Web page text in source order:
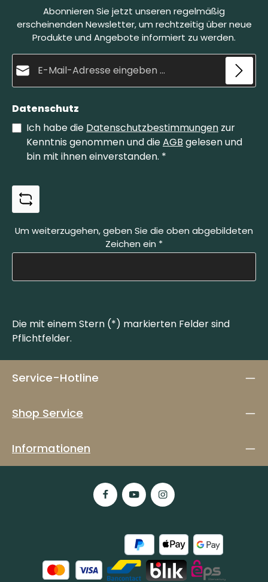
Abonnieren Sie jetzt unseren regelmäßig
erscheinenden Newsletter, um rechtzeitig über neue
Produkte und Angebote informiert zu werden.
Datenschutz
Ich habe die Datenschutzbestimmungen zur
Kenntnis genommen und dieAGB gelesen und
bin mit ihnen einverstanden. *
Um weiterzugehen, geben Sie die oben abgebildeten
Zeichen ein *
Die mit einem Stern (*) markierten Felder sind
Pflichtfelder.
Service-Hotline
Shop Service
Informationen